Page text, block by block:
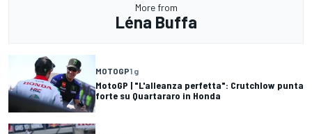
More from
Léna Buffa
MOTOGP1 g
MotoGP | "L'alleanza perfetta": Crutchlow punta
forte su Quartararo in Honda